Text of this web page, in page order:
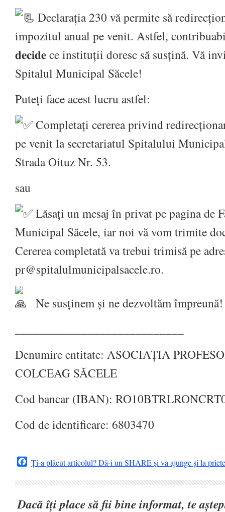
Declarația 230 vă permite să
impozitul anual pe venit. Astfel,
𝐝𝐞𝐜𝐢𝐝𝐞 ce instituții doresc să susțină. Vă
Spitalul Municipal Săcele!
Puteți face acest lucru astfel:
Completați cererea privind
pe venit la secretariatul Spitalului
Strada Oituz Nr. 53.
sau
Lăsați un mesaj în privat pe pagina de
Municipal Săcele, iar noi vă vom trimite
Cererea completată va trebui trimisă pe
pr@spitalulmunicipalsacele.ro.
Ne susținem și ne dezvoltăm împreună!
Denumire entitate: ASOCIAȚIA
COLCEAG SĂCELE
Cod bancar (IBAN):
Cod de identificare: 6803470
Facebook
Ți-a plăcut articolul? Dă-i un SHARE și va ajunge și la
Dacă îți place să fii bine informat, te